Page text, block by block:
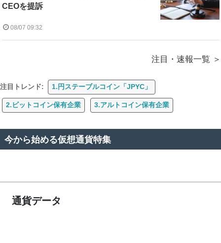
CEOを提訴
08/07 09:32
注目・速報一覧
注目トレンド: 1.円ステーブルコイン「JPYC」
2.ビットコイン保有企業 3.アルトコイン保有企業
今から始める仮想通貨特集
通貨データ